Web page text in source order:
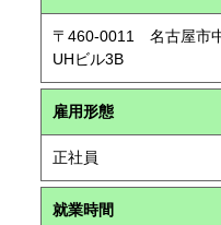
〒460-0011 名古屋市
UHビル3B
雇用形態
正社員
就業時間